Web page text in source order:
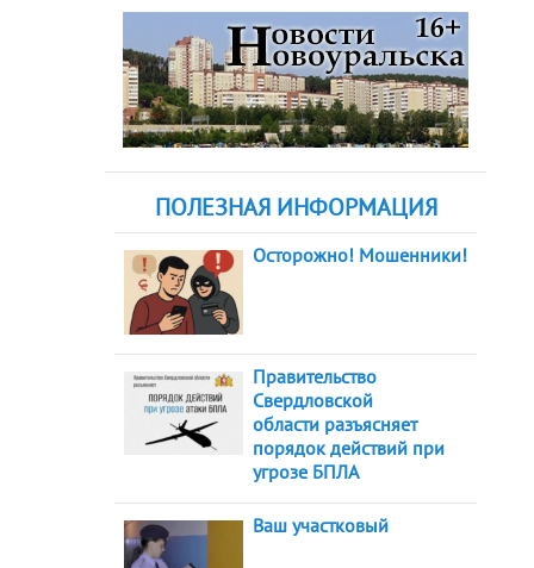
ПОЛЕЗНАЯ ИНФОРМАЦИЯ
Осторожно! Мошенники!
Правительство
Свердловской
области разъясняет
порядок действий при
угрозе БПЛА
Ваш участковый